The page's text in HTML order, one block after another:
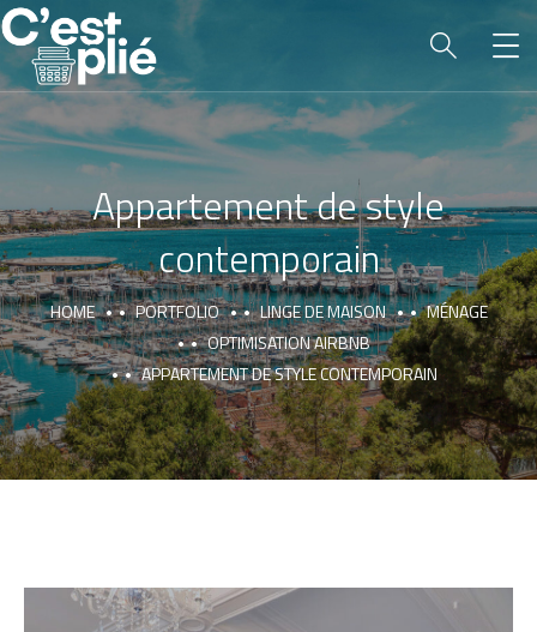
Appartement de style
contemporain
HOME PORTFOLIO LINGE DE MAISON
MÉNAGE
OPTIMISATION AIRBNB
APPARTEMENT DE STYLE CONTEMPORAIN